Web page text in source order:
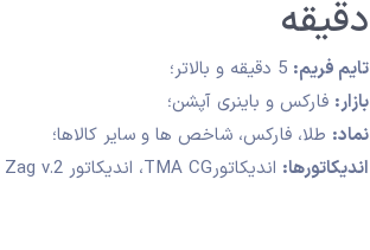
دقیقه
تایم فریم:
بازار: فارکس و باینری آپشن؛
نماد: طلا، فارکس، شاخص ها و سایر کالاها؛
اندیکاتورها: اندیکاتورTMA CG، اندیکاتور Zig Zag v.2، اندیکاتور ARRZZX2، اندیکاتور Zee Zee